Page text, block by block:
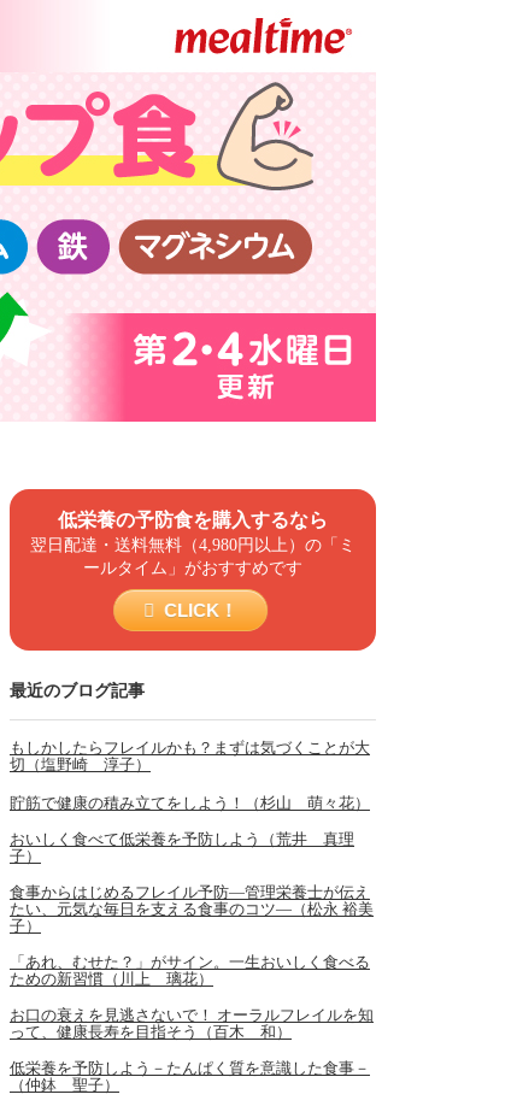
低栄養の予防食を購入するなら
翌日配達・送料無料（4,980円以上）の「ミ
ールタイム」がおすすめです
CLICK！
最近のブログ記事
もしかしたらフレイルかも？まずは気づくことが大
切（塩野崎 淳子）
貯筋で健康の積み立てをしよう！（杉山 萌々花）
おいしく食べて低栄養を予防しよう（荒井 真理
子）
食事からはじめるフレイル予防―管理栄養士が伝え
たい、元気な毎日を支える食事のコツ―（松永 裕美
子）
「あれ、むせた？」がサイン。一生おいしく食べる
ための新習慣（川上 璃花）
お口の衰えを見逃さないで！ オーラルフレイルを知
って、健康長寿を目指そう（百木 和）
低栄養を予防しよう－たんぱく質を意識した食事－
（仲鉢 聖子）